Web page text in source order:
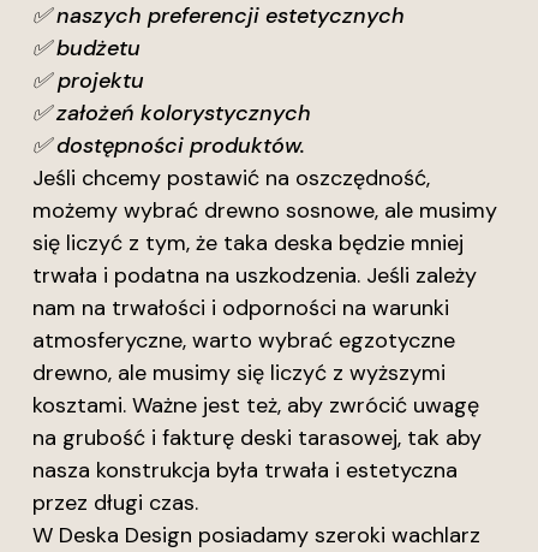
✅ naszych preferencji estetycznych
✅ budżetu
✅projektu
✅ założeń kolorystycznych
✅ dostępności produktów.
Jeśli chcemy postawić na oszczędność,
możemy wybrać drewno sosnowe, ale musimy
się liczyć z tym, że taka deska będzie mniej
trwała i podatna na uszkodzenia. Jeśli zależy
nam na trwałości i odporności na warunki
atmosferyczne, warto wybrać egzotyczne
drewno, ale musimy się liczyć z wyższymi
kosztami. Ważne jest też, aby zwrócić uwagę
na grubość i fakturę deski tarasowej, tak aby
nasza konstrukcja była trwała i estetyczna
przez długi czas.
W Deska Design posiadamy szeroki wachlarz